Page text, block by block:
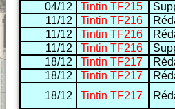
04/12
Tintin TF215
11/12
Tintin TF216
11/12
Tintin TF216
11/12
Tintin TF216
18/12
Tintin TF217
18/12
Tintin TF217
18/12
Tintin TF217